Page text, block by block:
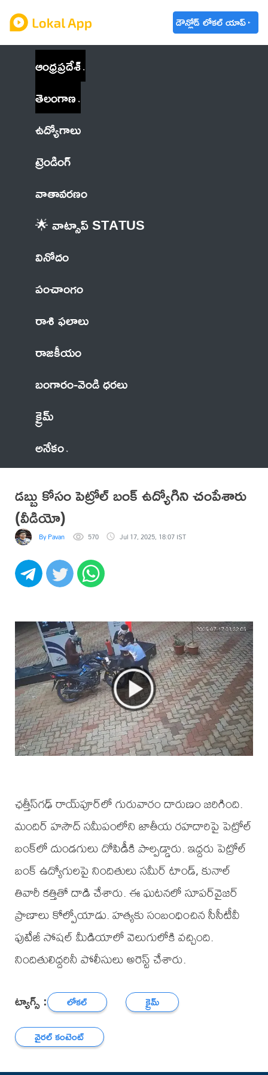
డౌన్లోడ్ లోకల్ యాప్
ఆంధ్రప్రదేశ్
తెలంగాణ
ఉద్యోగాలు
ట్రెండింగ్
వాతావరణం
🌟 వాట్సాప్ STATUS
వినోదం
పంచాంగం
రాశి ఫలాలు
రాజకీయం
బంగారం-వెండి ధరలు
క్రైమ్
అనేకం
డబ్బు కోసం పెట్రోల్ బంక్ ఉద్యోగిని చంపేశారు
(వీడియో)
By Pavan 570 Jul 17, 2025, 18:07 IST
ఛత్తీస్‌గఢ్‌ రాయ్‌పూర్‌లో గురువారం దారుణం జరిగింది.
మందిర్ హసౌద్ సమీపంలోని జాతీయ రహదారిపై పెట్రోల్
బంక్‌లో దుండగులు దోపిడీకి పాల్పడ్డారు. ఇద్దరు పెట్రోల్
బంక్ ఉద్యోగులపై నిందితులు సమీర్ టాండ్, కునాల్
తివారీ కత్తితో దాడి చేశారు. ఈ ఘటనలో సూపర్‌వైజర్‌
ప్రాణాలు కోల్పోయాడు. హత్యకు సంబంధించిన సీసీటీవీ
ఫుటేజీ సోషల్ మీడియాలో వెలుగులోకి వచ్చింది.
నిందితులిద్దరినీ పోలీసులు అరెస్ట్ చేశారు.
ట్యాగ్స్ : లోకల్
క్రైమ్
వైరల్ కంటెంట్